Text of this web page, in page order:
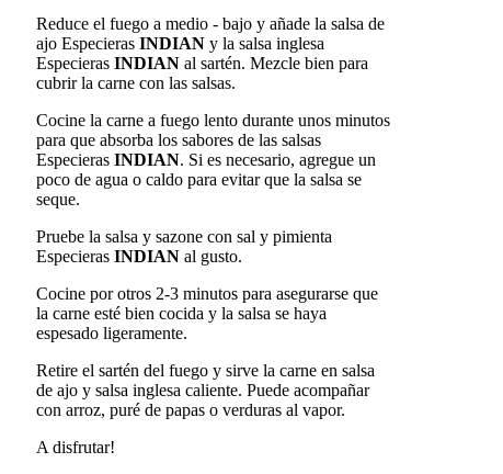
Reduce el fuego a medio - bajo y añade la salsa de
ajo Especieras INDIAN y la salsa inglesa
Especieras INDIAN al sartén. Mezcle bien para
cubrir la carne con las salsas.
Cocine la carne a fuego lento durante unos minutos
para que absorba los sabores de las salsas
Especieras INDIAN. Si es necesario, agregue un
poco de agua o caldo para evitar que la salsa se
seque.
Pruebe la salsa y sazone con sal y pimienta
Especieras INDIAN al gusto.
Cocine por otros 2-3 minutos para asegurarse que
la carne esté bien cocida y la salsa se haya
espesado ligeramente.
Retire el sartén del fuego y sirve la carne en salsa
de ajo y salsa inglesa caliente. Puede acompañar
con arroz, puré de papas o verduras al vapor.
A disfrutar!